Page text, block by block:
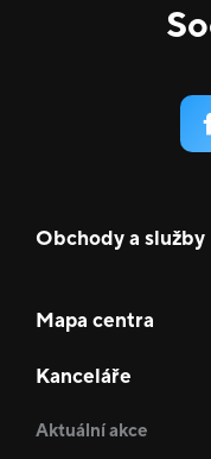
Obchody a služby
Mapa centra
Kanceláře
Aktuální akce